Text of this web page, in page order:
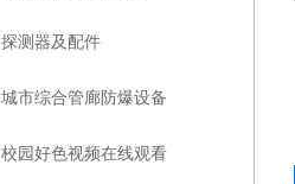
探测器及配件
城市综合管廊防爆设备
校园好色视频在线观看